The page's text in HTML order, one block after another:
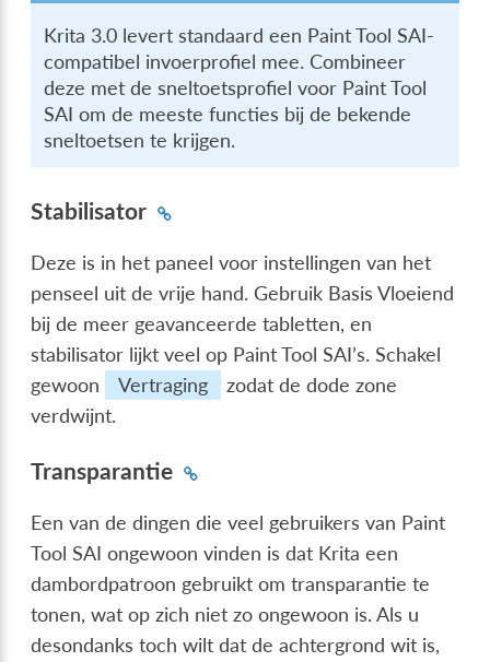
Krita 3.0 levert standaard een Paint Tool SAI-
compatibel invoerprofiel mee. Combineer
deze met de sneltoetsprofiel voor Paint Tool
SAI om de meeste functies bij de bekende
sneltoetsen te krijgen.
Stabilisator
Deze is in het paneel voor instellingen van het
penseel uit de vrije hand. Gebruik Basis Vloeiend
bij de meer geavanceerde tabletten, en
stabilisator lijkt veel op Paint Tool SAI’s. Schakel
gewoon
Vertraging
zodat de dode zone
verdwijnt.
Transparantie
Een van de dingen die veel gebruikers van Paint
Tool SAI ongewoon vinden is dat Krita een
dambordpatroon gebruikt om transparantie te
tonen, wat op zich niet zo ongewoon is. Als u
desondanks toch wilt dat de achtergrond wit is,